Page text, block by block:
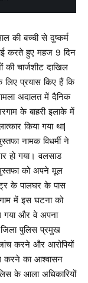
की बच्ची से दुष्कर्म
करते हुए महज 9 दिन
चार्जशीट दाखिल
प्रयास किए हैं कि
अदालत में दैनिक
के बाहरी इलाके में
किया गया था|
नामक विधर्मी ने
हो गया। वलसाड
को अपने मूल
के पालघर के पास
में इस घटना को
गया और वे अपना
पुलिस प्रमुख
करने और आरोपियों
करने का आश्वासन
के आला अधिकारियों